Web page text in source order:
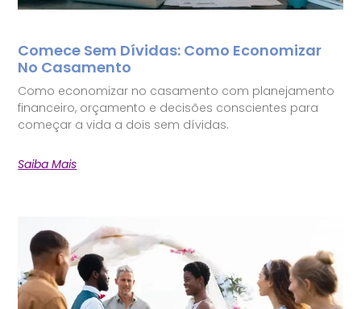
Comece Sem Dívidas: Como Economizar
No Casamento
Como economizar no casamento com planejamento
financeiro, orçamento e decisões conscientes para
começar a vida a dois sem dívidas.
Saiba Mais